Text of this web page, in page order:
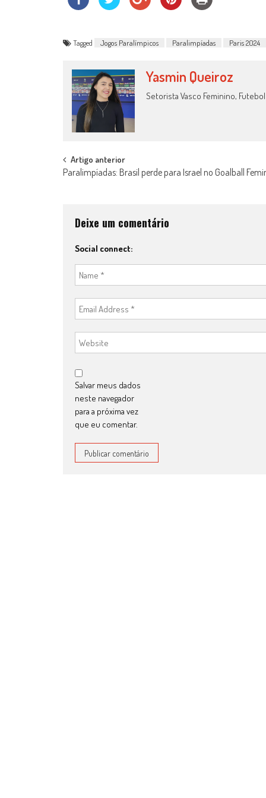
Tagged Jogos Paralímpicos Paralimpíadas Paris 2024
Yasmin Queiroz
Setorista Vasco Feminino,
Post
navigation
Artigo anterior
Paralimpíadas: Brasil perde para Israel no Goalball
Deixe um comentário
Social connect:
Salvar meus dados
neste navegador
para a próxima vez
que eu comentar.